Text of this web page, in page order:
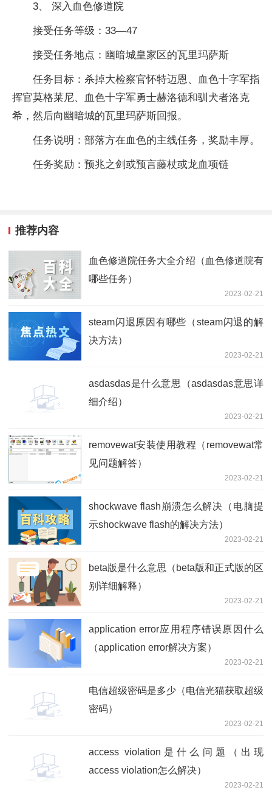
3、 深入血色修道院
接受任务等级：33—47
接受任务地点：幽暗城皇家区的瓦里玛萨斯
任务目标：杀掉大检察官怀特迈恩、血色十字军指
挥官莫格莱尼、血色十字军勇士赫洛德和驯犬者洛克
希，然后向幽暗城的瓦里玛萨斯回报。
任务说明：部落方在血色的主线任务，奖励丰厚。
任务奖励：预兆之剑或预言藤杖或龙血项链
推荐内容
血色修道院任务大全介绍（血色修道院有
哪些任务）
2023-02-21
steam闪退原因有哪些（steam闪退的解
决方法）
2023-02-21
asdasdas是什么意思（asdasdas意思详
细介绍）
2023-02-21
removewat安装使用教程（removewat常
见问题解答）
2023-02-21
shockwave flash崩溃怎么解决（电脑提
示shockwave flash的解决方法）
2023-02-21
beta版是什么意思（beta版和正式版的区
别详细解释）
2023-02-21
application error应用程序错误原因什么
（application error解决方案）
2023-02-21
电信超级密码是多少（电信光猫获取超级
密码）
2023-02-21
access violation是什么问题（出现
access violation怎么解决）
2023-02-21